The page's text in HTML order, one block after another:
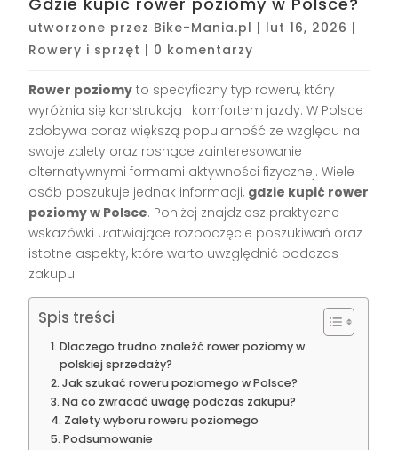
utworzone przez Bike-Mania.pl | lut 16, 2026 |
Rowery i sprzęt | 0 komentarzy
Rower poziomy to specyficzny typ roweru, który
wyróżnia się konstrukcją i komfortem jazdy. W Polsce
zdobywa coraz większą popularność ze względu na
swoje zalety oraz rosnące zainteresowanie
alternatywnymi formami aktywności fizycznej. Wiele
osób poszukuje jednak informacji, gdzie kupić rower
poziomy w Polsce. Poniżej znajdziesz praktyczne
wskazówki ułatwiające rozpoczęcie poszukiwań oraz
istotne aspekty, które warto uwzględnić podczas
zakupu.
Spis treści
Dlaczego trudno znaleźć rower poziomy w
polskiej sprzedaży?
Jak szukać roweru poziomego w Polsce?
Na co zwracać uwagę podczas zakupu?
Zalety wyboru roweru poziomego
Podsumowanie